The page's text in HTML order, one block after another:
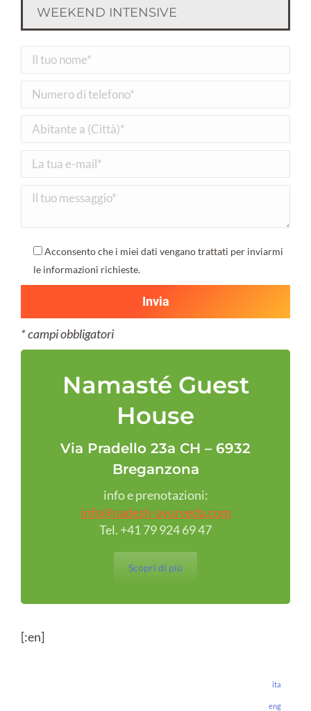
WEEKEND INTENSIVE
Acconsento che i miei dati vengano trattati per inviarmi
le informazioni richieste.
* campi obbligatori
Namasté Guest
House
Via Pradello 23a CH – 6932
Breganzona
info e prenotazioni:
info@nadesh-ayurveda.com
Tel. +41 79 924 69 47
Scopri di più
[:en]
ita
eng